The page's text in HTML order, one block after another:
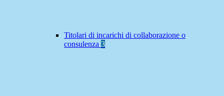
Titolari di incarichi di collaborazione o
consulenza 3